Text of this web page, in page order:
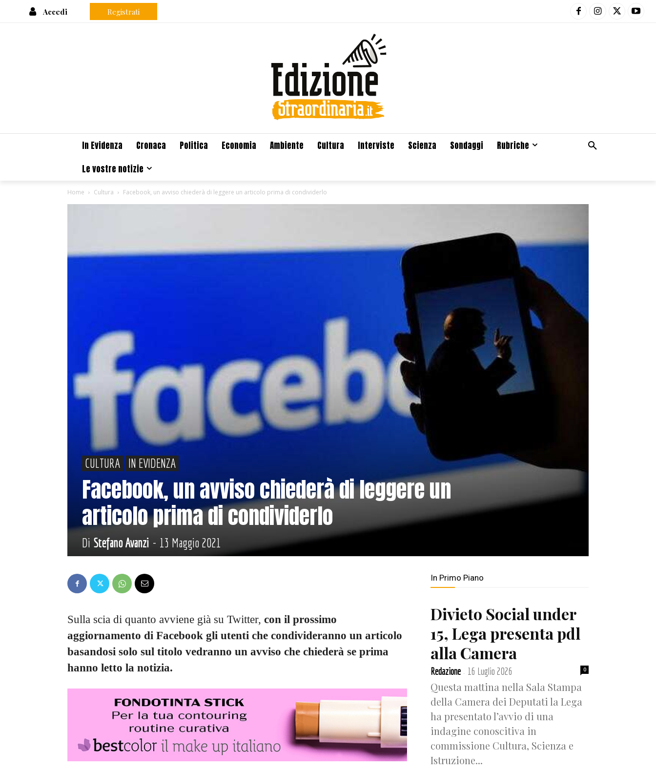
Accedi Registrati
In Evidenza Cronaca Politica Economia Ambiente Cultura Interviste Scienza Sondaggi
Rubriche
Le vostre notizie
Home Cultura Facebook, un avviso chiederà di leggere un articolo prima di condividerlo
CULTURA IN EVIDENZA
Facebook, un avviso chiederà di leggere un
articolo prima di condividerlo
Di Stefano Avanzi - 13 Maggio 2021
Sulla scia di quanto avviene già su Twitter, con il prossimo
aggiornamento di Facebook gli utenti che condivideranno un articolo
basandosi solo sul titolo vedranno un avviso che chiederà se prima
hanno letto la notizia.
In Primo Piano
Divieto Social under
15, Lega presenta pdl
alla Camera
Redazione - 16 Luglio 2026 0
Questa mattina nella Sala Stampa
della Camera dei Deputati la Lega
ha presentato l’avvio di una
indagine conoscitiva in
commissione Cultura, Scienza e
Istruzione...